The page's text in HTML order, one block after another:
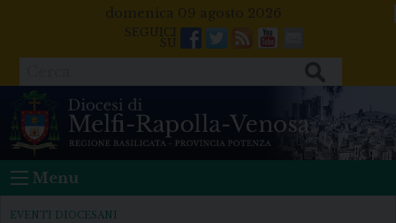
domenica 09 agosto 2026
Facebook
Twitter
FeedsYoutube
Mail
Menu
EVENTI DIOCESANI